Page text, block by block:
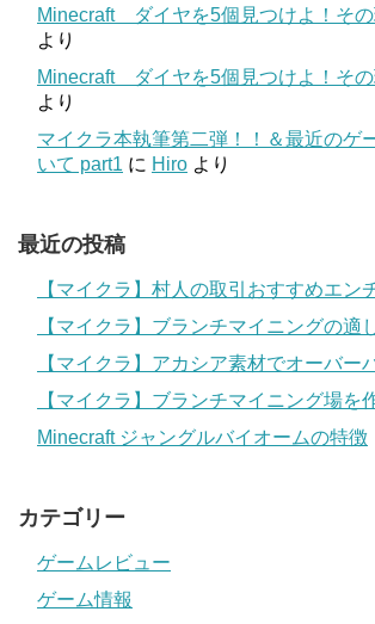
Minecraft ダイヤを5個見つけよ！そ
より
Minecraft ダイヤを5個見つけよ！そ
より
マイクラ本執筆第二弾！！＆最近のゲ
いて part1 に Hiro より
最近の投稿
【マイクラ】村人の取引おすすめエン
【マイクラ】ブランチマイニングの適
【マイクラ】アカシア素材でオーバー
【マイクラ】ブランチマイニング場を
Minecraft ジャングルバイオームの特徴
カテゴリー
ゲームレビュー
ゲーム情報